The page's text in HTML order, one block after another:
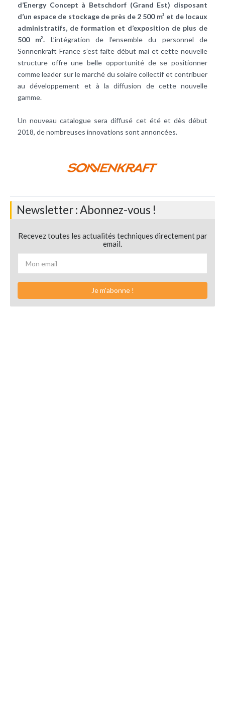
d’Energy Concept à Betschdorf (Grand Est) disposant
d’un espace de stockage de près de 2 500 m² et de locaux
administratifs, de formation et d’exposition de plus de
500 m². L’intégration de l’ensemble du personnel de
Sonnenkraft France s’est faite début mai et cette nouvelle
structure offre une belle opportunité de se positionner
comme leader sur le marché du solaire collectif et contribuer
au développement et à la diffusion de cette nouvelle
gamme.
Un nouveau catalogue sera diffusé cet été et dès début
2018, de nombreuses innovations sont annoncées.
Newsletter : Abonnez-vous !
Recevez toutes les actualités techniques directement par
email.
Je m'abonne !